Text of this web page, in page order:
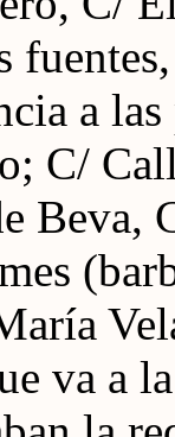
a
C/
Beva,
va a